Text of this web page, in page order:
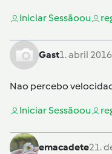
Iniciar Sessãoou
Gast1. abril
Nao percebo
Iniciar Sessãoou
emacadete21.